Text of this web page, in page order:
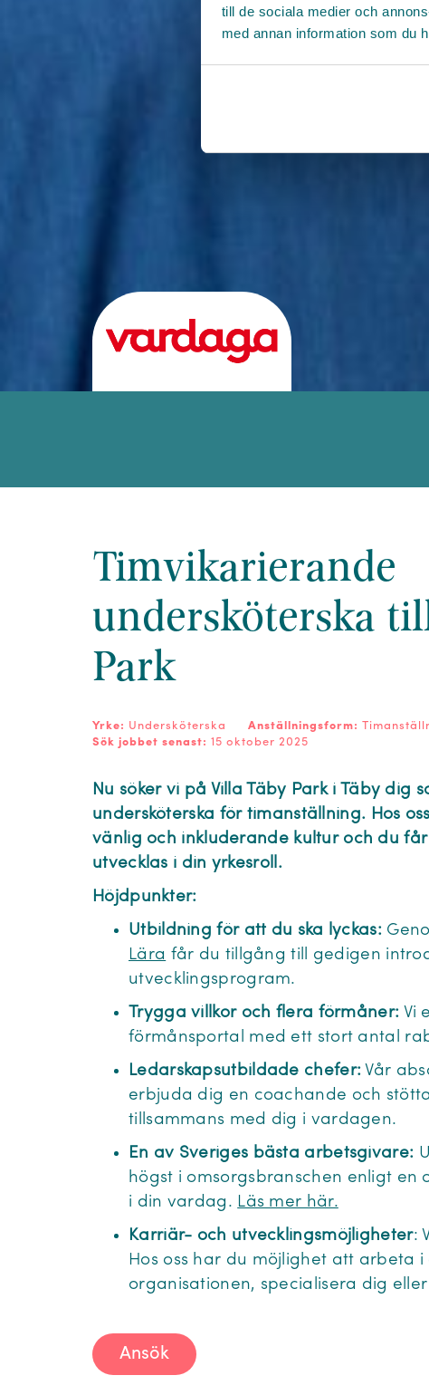
till de sociala medier och
med annan information som du
Timvikarierande
undersköterska
Park
Yrke: Undersköterska Anställningsform:
Sök jobbet senast: 15 oktober 2025
Nu söker vi på Villa Täby Park i Täby dig
undersköterska för timanställning. Hos
vänlig och inkluderande kultur och du
utvecklas i din yrkesroll.
Höjdpunkter:
Utbildning för att du ska lyckas:
Lära får du tillgång till gedigen
utvecklingsprogram.
Trygga villkor och flera förmåner: Vi
förmånsportal med ett stort antal
Ledarskapsutbildade chefer: Vår
erbjuda dig en coachande och
tillsammans med dig i vardagen.
En av Sveriges bästa arbetsgivare:
högst i omsorgsbranschen enligt
i din vardag. Läs mer här.
Karriär- och utvecklingsmöjligheter:
Hos oss har du möjlighet att arbeta
organisationen, specialisera dig
Ansök